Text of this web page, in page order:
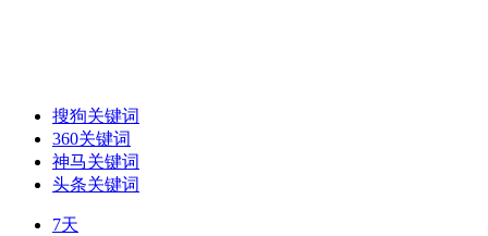
搜狗关键词
360关键词
神马关键词
头条关键词
7天